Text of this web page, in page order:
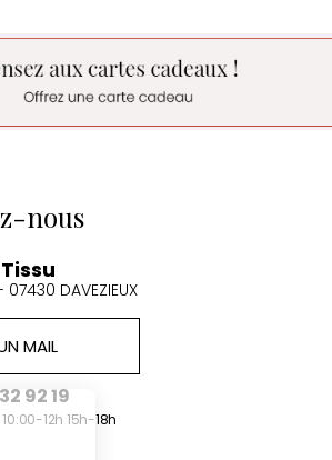
nous
DAVEZIEUX
MAIL
92 19
12h 15h-18h